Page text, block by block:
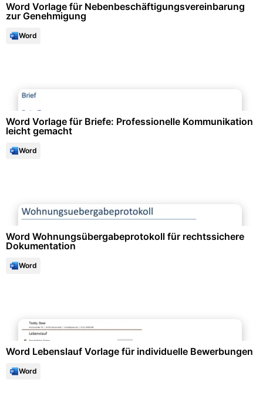
Word Vorlage für Nebenbeschäftigungsvereinbarung
zur Genehmigung
Word
Word Vorlage für Briefe: Professionelle Kommunikation
leicht gemacht
Word
Word Wohnungsübergabeprotokoll für rechtssichere
Dokumentation
Word
Word Lebenslauf Vorlage für individuelle Bewerbungen
Word